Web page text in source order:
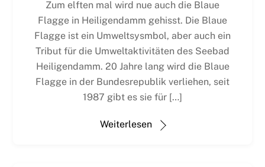
Zum elften mal wird nue auch die Blaue
Flagge in Heiligendamm gehisst. Die Blaue
Flagge ist ein Umweltsysmbol, aber auch ein
Tribut für die Umweltaktivitäten des Seebad
Heiligendamm. 20 Jahre lang wird die Blaue
Flagge in der Bundesrepublik verliehen, seit
1987 gibt es sie für […]
Weiterlesen